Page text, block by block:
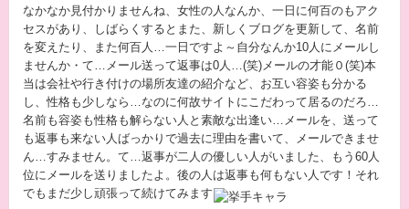
なかなか見付かりませんね、女性の人なんか、一日に何百のもアク
セスがあり、しばらくするとまた、新しくブログを更新して、名前
を変えたり、また何百人…一日ですよ～自分なんか10人にメールし
ませんか・て…メール送って返事は0人…(笑)メールの才能０(笑)本
当は会社や行き付けの場所友達の紹介など、お互い容姿も分かる
し、性格も少しなら…なのに何故サイトにこだわって居るのだろ…
名前も容姿も性格も解らない人と素敵な出逢い…メールを、送って
も返事も来ない人ばっかりで過去に理由を書いて、メールできませ
ん…すみません。て…返事が二人の優しい人がいました、もう60人
位にメールを送りましたよ。後の人は返事も何もない人です！それ
でもまだ少し頑張って続けてみます